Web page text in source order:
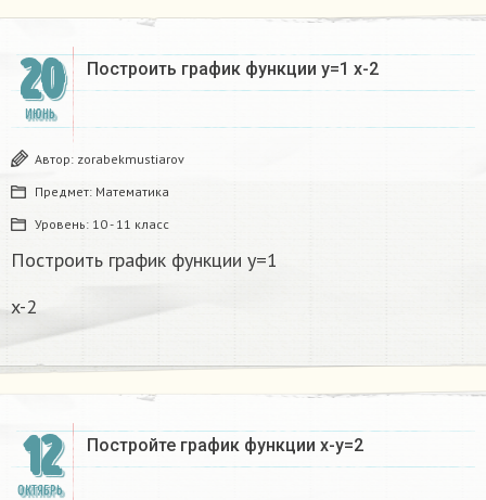
20
ИЮНЬ
Построить график функции y=1 x-2
Автор: zorabekmustiarov
Предмет: Математика
Уровень: 10 - 11 класс
Построить график функции y=1
x-2
12
ОКТЯБРЬ
Постройте график функции x-y=2